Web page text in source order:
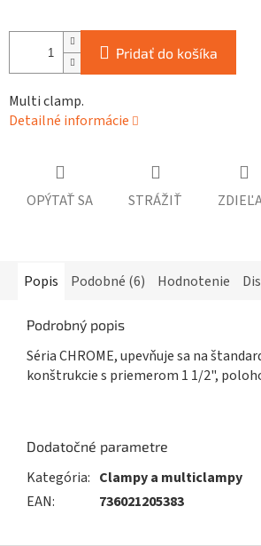
Pridať do košíka
Multi clamp.
Detailné informácie
OPÝTAŤ SA STRÁŽIŤ
Popis Podobné (6) Hodnotenie
Podrobný popis
Séria CHROME, upevňuje sa na
konštrukcie s priemerom 1 1/2",
Dodatočné parametre
Kategória: Clampy a multiclampy
EAN: 736021205383